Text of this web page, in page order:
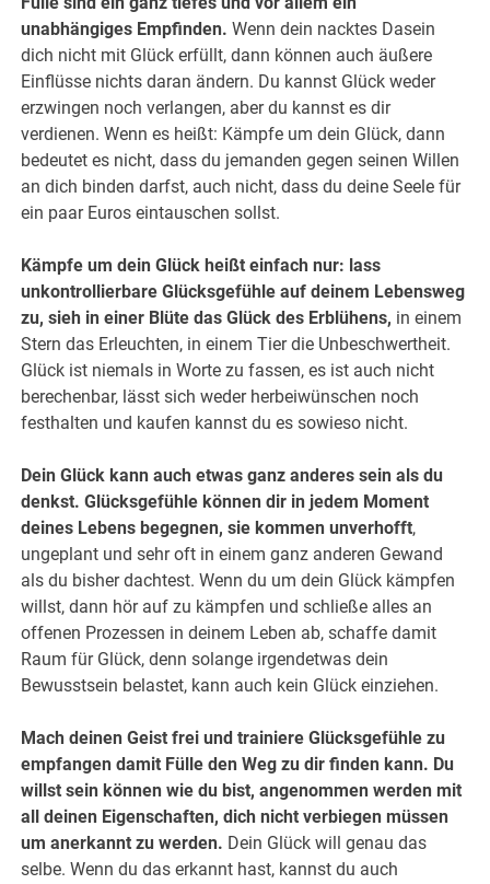
unabhängiges Empfinden. Wenn dein nacktes Dasein
dich nicht mit Glück erfüllt, dann können auch äußere
Einflüsse nichts daran ändern. Du kannst Glück weder
erzwingen noch verlangen, aber du kannst es dir
verdienen. Wenn es heißt: Kämpfe um dein Glück, dann
bedeutet es nicht, dass du jemanden gegen seinen Willen
an dich binden darfst, auch nicht, dass du deine Seele für
ein paar Euros eintauschen sollst.
Kämpfe um dein Glück heißt einfach nur: lass
unkontrollierbare Glücksgefühle auf deinem Lebensweg
zu, sieh in einer Blüte das Glück des Erblühens, in einem
Stern das Erleuchten, in einem Tier die Unbeschwertheit.
Glück ist niemals in Worte zu fassen, es ist auch nicht
berechenbar, lässt sich weder herbeiwünschen noch
festhalten und kaufen kannst du es sowieso nicht.
Dein Glück kann auch etwas ganz anderes sein als du
denkst. Glücksgefühle können dir in jedem Moment
deines Lebens begegnen, sie kommen unverhofft,
ungeplant und sehr oft in einem ganz anderen Gewand
als du bisher dachtest. Wenn du um dein Glück kämpfen
willst, dann hör auf zu kämpfen und schließe alles an
offenen Prozessen in deinem Leben ab, schaffe damit
Raum für Glück, denn solange irgendetwas dein
Bewusstsein belastet, kann auch kein Glück einziehen.
Mach deinen Geist frei und trainiere Glücksgefühle zu
empfangen damit Fülle den Weg zu dir finden kann. Du
willst sein können wie du bist, angenommen werden mit
all deinen Eigenschaften, dich nicht verbiegen müssen
um anerkannt zu werden. Dein Glück will genau das
selbe. Wenn du das erkannt hast, kannst du auch